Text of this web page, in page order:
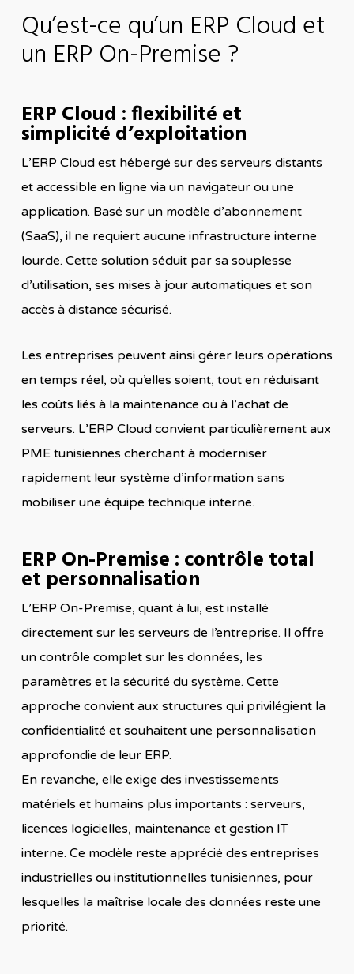
Qu’est-ce qu’un ERP Cloud et
un ERP On-Premise ?
ERP Cloud : flexibilité et
simplicité d’exploitation
L’ERP Cloud est hébergé sur des serveurs distants
et accessible en ligne via un navigateur ou une
application. Basé sur un modèle d’abonnement
(SaaS), il ne requiert aucune infrastructure interne
lourde. Cette solution séduit par sa souplesse
d’utilisation, ses mises à jour automatiques et son
accès à distance sécurisé.
Les entreprises peuvent ainsi gérer leurs opérations
en temps réel, où qu’elles soient, tout en réduisant
les coûts liés à la maintenance ou à l’achat de
serveurs. L’ERP Cloud convient particulièrement aux
PME tunisiennes cherchant à moderniser
rapidement leur système d’information sans
mobiliser une équipe technique interne.
ERP On-Premise : contrôle total
et personnalisation
L’ERP On-Premise, quant à lui, est installé
directement sur les serveurs de l’entreprise. Il offre
un contrôle complet sur les données, les
paramètres et la sécurité du système. Cette
approche convient aux structures qui privilégient la
confidentialité et souhaitent une personnalisation
approfondie de leur ERP.
En revanche, elle exige des investissements
matériels et humains plus importants : serveurs,
licences logicielles, maintenance et gestion IT
interne. Ce modèle reste apprécié des entreprises
industrielles ou institutionnelles tunisiennes, pour
lesquelles la maîtrise locale des données reste une
priorité.